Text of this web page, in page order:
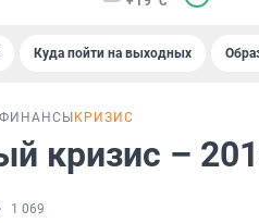
Куда пойти на выходных
ФИНАНСЫ КРИЗИС
кризис –
1 069